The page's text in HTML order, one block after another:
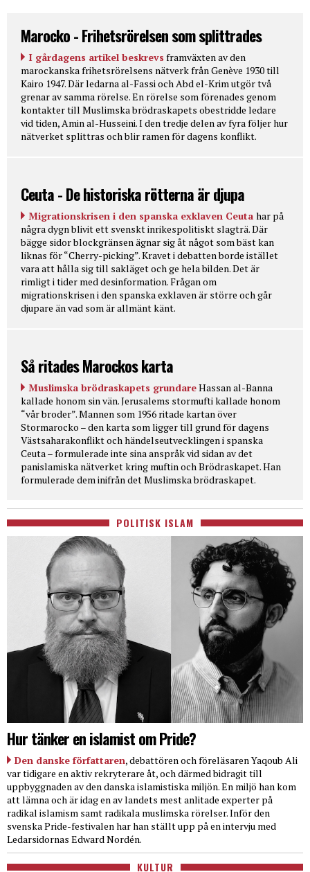
Marocko - Frihetsrörelsen som splittrades
I gårdagens artikel beskrevs framväxten av den
marockanska frihetsrörelsens nätverk från Genève 1930 till
Kairo 1947. Där ledarna al-Fassi och Abd el-Krim utgör två
grenar av samma rörelse. En rörelse som förenades genom
kontakter till Muslimska brödraskapets obestridde ledare
vid tiden, Amin al-Husseini. I den tredje delen av fyra följer hur
nätverket splittras och blir ramen för dagens konflikt.
Ceuta - De historiska rötterna är djupa
Migrationskrisen i den spanska exklaven Ceuta har på
några dygn blivit ett svenskt inrikespolitiskt slagträ. Där
bägge sidor blockgränsen ägnar sig åt något som bäst kan
liknas för “Cherry-picking”. Kravet i debatten borde istället
vara att hålla sig till sakläget och ge hela bilden. Det är
rimligt i tider med desinformation. Frågan om
migrationskrisen i den spanska exklaven är större och går
djupare än vad som är allmänt känt.
Så ritades Marockos karta
Muslimska brödraskapets grundareHassan al-Banna
kallade honom sin vän. Jerusalems stormufti kallade honom
“vår broder”. Mannen som 1956 ritade kartan över
Stormarocko – den karta som ligger till grund för dagens
Västsaharakonflikt och händelseutvecklingen i spanska
Ceuta – formulerade inte sina anspråk vid sidan av det
panislamiska nätverket kring muftin och Brödraskapet. Han
formulerade dem inifrån det Muslimska brödraskapet.
POLITISK ISLAM
Hur tänker en islamist om Pride?
Den danske författaren, debattören och föreläsaren Yaqoub Ali
var tidigare en aktiv rekryterare åt, och därmed bidragit till
uppbyggnaden av den danska islamistiska miljön. En miljö han kom
att lämna och är idag en av landets mest anlitade experter på
radikal islamism samt radikala muslimska rörelser. Inför den
svenska Pride-festivalen har han ställt upp på en intervju med
Ledarsidornas Edward Nordén.
KULTUR